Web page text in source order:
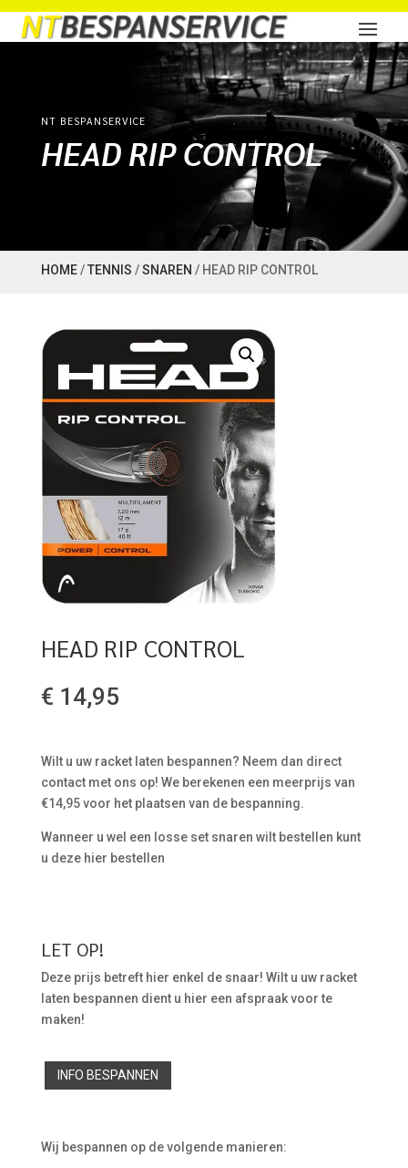
NT BESPANSERVICE
HEAD RIP CONTROL
HOME/TENNIS /SNAREN / HEAD RIP CONTROL
HEAD RIP CONTROL
€ 14,95
Wilt u uw racket laten bespannen? Neem dan direct
contact met ons op! We berekenen een meerprijs van
€14,95 voor het plaatsen van de bespanning.
Wanneer u wel een losse set snaren wilt bestellen kunt
u deze hier bestellen
LET OP!
Deze prijs betreft hier enkel de snaar! Wilt u uw racket
laten bespannen dient u hier een afspraak voor te
maken!
INFO BESPANNEN
Wij bespannen op de volgende manieren: